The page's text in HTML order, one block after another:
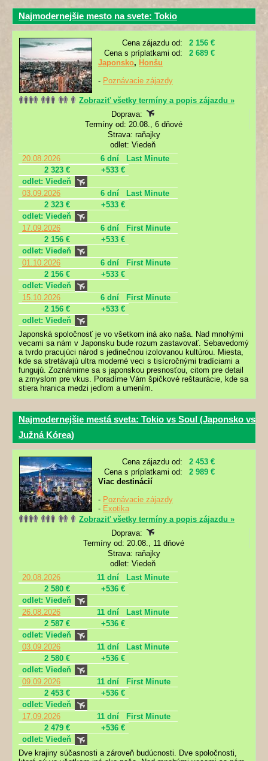
Najmodernejšie mesto na svete: Tokio
Cena zájazdu od:
2 156 €
Cena s príplatkami od:
2 689 €
Japonsko, Honšu
- Poznávacie zájazdy
Zobraziť všetky termíny a popis zájazdu »
Doprava:
Termíny od: 20.08., 6 dňové
Strava: raňajky
odlet: Viedeň
20.08.2026
6 dní
Last Minute
2 323 €
+533 €
odlet: Viedeň
03.09.2026
6 dní
Last Minute
2 323 €
+533 €
odlet: Viedeň
17.09.2026
6 dní
First Minute
2 156 €
+533 €
odlet: Viedeň
01.10.2026
6 dní
First Minute
2 156 €
+533 €
odlet: Viedeň
15.10.2026
6 dní
First Minute
2 156 €
+533 €
odlet: Viedeň
Japonská spoločnosť je vo všetkom iná ako naša. Nad mnohými
vecami sa nám v Japonsku bude rozum zastavovať. Sebavedomý
a tvrdo pracujúci národ s jedinečnou izolovanou kultúrou. Miesta,
kde sa stretávajú ultra moderné veci s tisícročnými tradíciami a
fungujú. Zoznámime sa s japonskou presnosťou, citom pre detail
a zmyslom pre vkus. Poradíme Vám špičkové reštaurácie, kde sa
stiera hranica medzi jedlom a umením.
Najmodernejšie mestá sveta: Tokio vs Soul (Japonsko vs
Južná Kórea)
Cena zájazdu od:
2 453 €
Cena s príplatkami od:
2 989 €
Viac destinácií
- Poznávacie zájazdy
- Exotika
Zobraziť všetky termíny a popis zájazdu »
Doprava:
Termíny od: 20.08., 11 dňové
Strava: raňajky
odlet: Viedeň
20.08.2026
11 dní
Last Minute
2 580 €
+536 €
odlet: Viedeň
26.08.2026
11 dní
Last Minute
2 587 €
+536 €
odlet: Viedeň
03.09.2026
11 dní
Last Minute
2 580 €
+536 €
odlet: Viedeň
09.09.2026
11 dní
First Minute
2 453 €
+536 €
odlet: Viedeň
17.09.2026
11 dní
First Minute
2 479 €
+536 €
odlet: Viedeň
Dve krajiny súčasnosti a zároveň budúcnosti. Dve spoločnosti,